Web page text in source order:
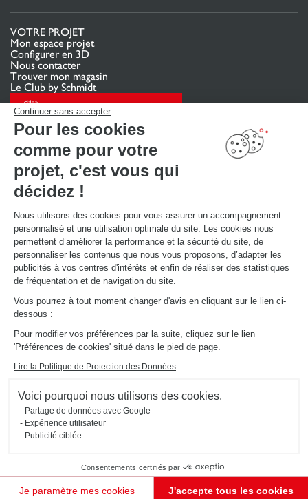
Continuer sans accepter
Pour les cookies
comme pour votre
projet, c'est vous qui
décidez !
Nous utilisons des cookies pour vous assurer un accompagnement
personnalisé et une utilisation optimale du site. Les cookies nous
permettent d’améliorer la performance et la sécurité du site, de
personnaliser les contenus que nous vous proposons, d’adapter les
publicités à vos centres d'intérêts et enfin de réaliser des statistiques
de fréquentation et de navigation du site.
Vous pourrez à tout moment changer d'avis en cliquant sur le lien ci-
dessous :
Pour modifier vos préférences par la suite, cliquez sur le lien
'Préférences de cookies' situé dans le pied de page.
Lire la Politique de Protection des Données
Voici pourquoi nous utilisons des cookies.
Partage de données avec Google
Expérience utilisateur
Publicité ciblée
Consentements certifiés par
Je paramètre mes cookies J'accepte tous les cookies
VOTRE PROJET
Mon espace projet
Configurer en 3D
Nous contacter
Trouver mon magasin
Le Club by Schmidt
PRENDRE RENDEZ-VOUS
LIENS UTILES
Promotions
Guides de poses et d’entretien
Consulter notre catalogue
À PROPOS
Actualités du groupe
Nous rejoindre
Ouvrir un magasin
Schmidt dans le monde
2026 © SCHMIDT Groupe
Politique d'utilisation des cookies
Politique de confidentialité
Plan du site